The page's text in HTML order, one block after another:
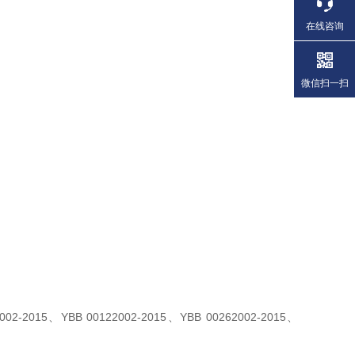
2015、YBB 00122002-2015、YBB 00262002-2015、
在线咨询
微信扫一扫